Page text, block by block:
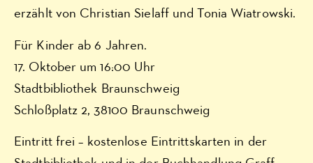
erzählt von Christian Sielaff und Tonia Wiatrowski.
Für Kinder ab 6 Jahren.
17. Oktober um 16:00 Uhr
Stadtbibliothek Braunschweig
Schloßplatz 2, 38100 Braunschweig
Eintritt frei – kostenlose Eintrittskarten in der